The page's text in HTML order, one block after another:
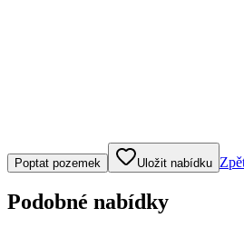
Klepněte nebo klikněte pro ovládání mapy
Poptat pozemek Uložit nabídku
Podobné nabídky